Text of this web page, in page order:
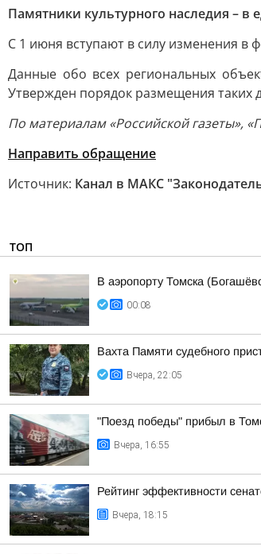
Памятники культурного наследия –
С 1 июня вступают в силу изменения в
Данные обо всех региональных
Утвержден порядок размещения таких
По материалам «Российской газеты»,
Направить обращение
Источник: Канал в МАКС
ТОП
В аэропорту Томска
00:08
Вахта Памяти судебного
Вчера, 22:05
"Поезд победы" прибыл в
Вчера, 16:55
Рейтинг эффективности
Вчера, 18:15